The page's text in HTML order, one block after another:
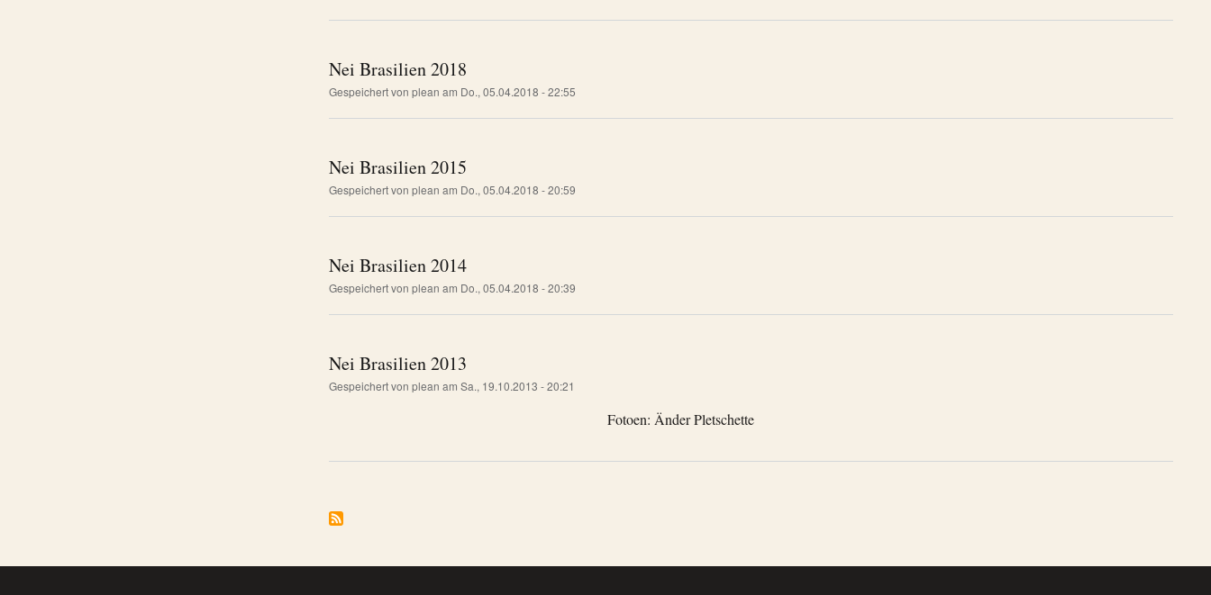
Nei Brasilien 2018
Gespeichert von plean am Do., 05.04.2018 - 22:55
Nei Brasilien 2015
Gespeichert von plean am Do., 05.04.2018 - 20:59
Nei Brasilien 2014
Gespeichert von plean am Do., 05.04.2018 - 20:39
Nei Brasilien 2013
Gespeichert von plean am Sa., 19.10.2013 - 20:21
Fotoen: Änder Pletschette